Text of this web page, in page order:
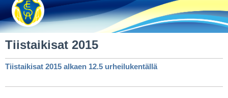
Tiistaikisat 2015
Tiistaikisat 2015 alkaen 12.5 urheilukentällä